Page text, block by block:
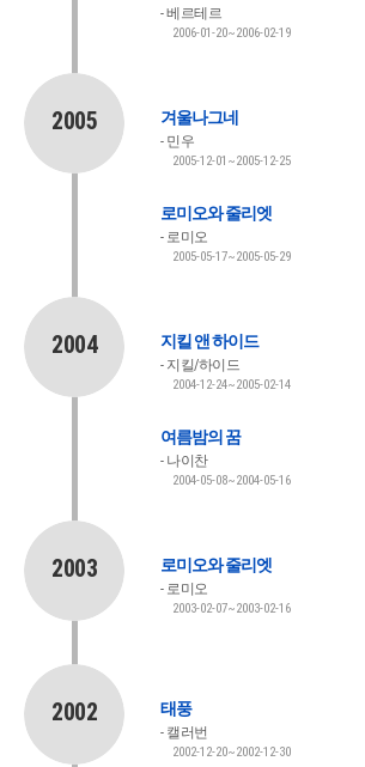
베르테르
2006-01-20~2006-02-19
2005 겨울나그네
민우
2005-12-01~2005-12-25
로미오와 줄리엣
로미오
2005-05-17~2005-05-29
2004 지킬 앤 하이드
지킬/하이드
2004-12-24~2005-02-14
여름밤의 꿈
나이찬
2004-05-08~2004-05-16
2003 로미오와 줄리엣
로미오
2003-02-07~2003-02-16
2002 태풍
캘러번
2002-12-20~2002-12-30